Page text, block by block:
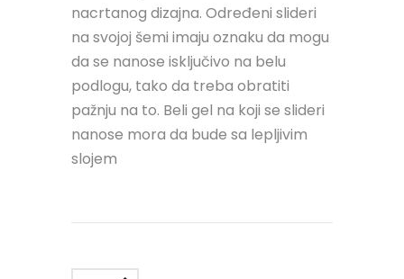
nacrtanog dizajna. Određeni slideri
na svojoj šemi imaju oznaku da mogu
da se nanose isključivo na belu
podlogu, tako da treba obratiti
pažnju na to. Beli gel na koji se slideri
nanose mora da bude sa lepljivim
slojem